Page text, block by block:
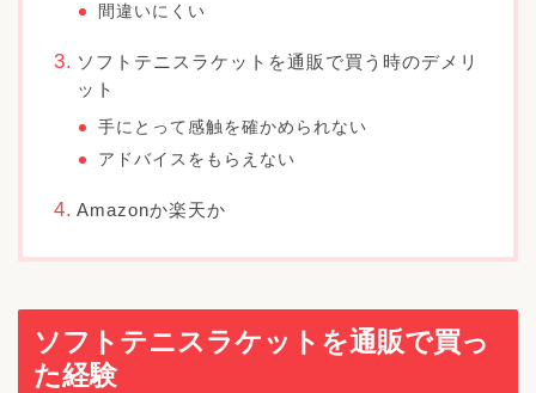
間違いにくい
ソフトテニスラケットを通販で買う時のデメリ
ット
手にとって感触を確かめられない
アドバイスをもらえない
Amazonか楽天か
ソフトテニスラケットを通販で買っ
た経験